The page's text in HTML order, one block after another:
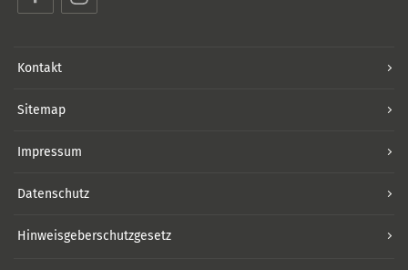
Kontakt
Sitemap
Impressum
Datenschutz
Hinweisgeberschutzgesetz